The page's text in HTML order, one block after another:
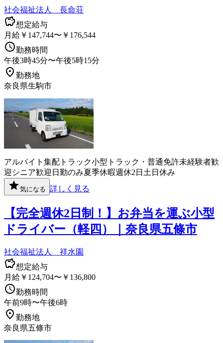
社会福祉法人 長命荘
想定給与
月給￥147,744〜￥176,544
勤務時間
午後3時45分〜午後5時15分
勤務地
奈良県生駒市
アルバイト 集配 トラック小型トラック・普通免許未経験者歓
迎 シニア歓迎 日勤のみ夏季休暇週休2日 土日休み
気になる 詳しく見る
【完全週休2日制！】お弁当を運ぶ小型
ドライバー（軽四）｜奈良県五條市
社会福祉法人 祥水園
想定給与
月給￥124,704〜￥136,800
勤務時間
午前9時〜午後6時
勤務地
奈良県五條市